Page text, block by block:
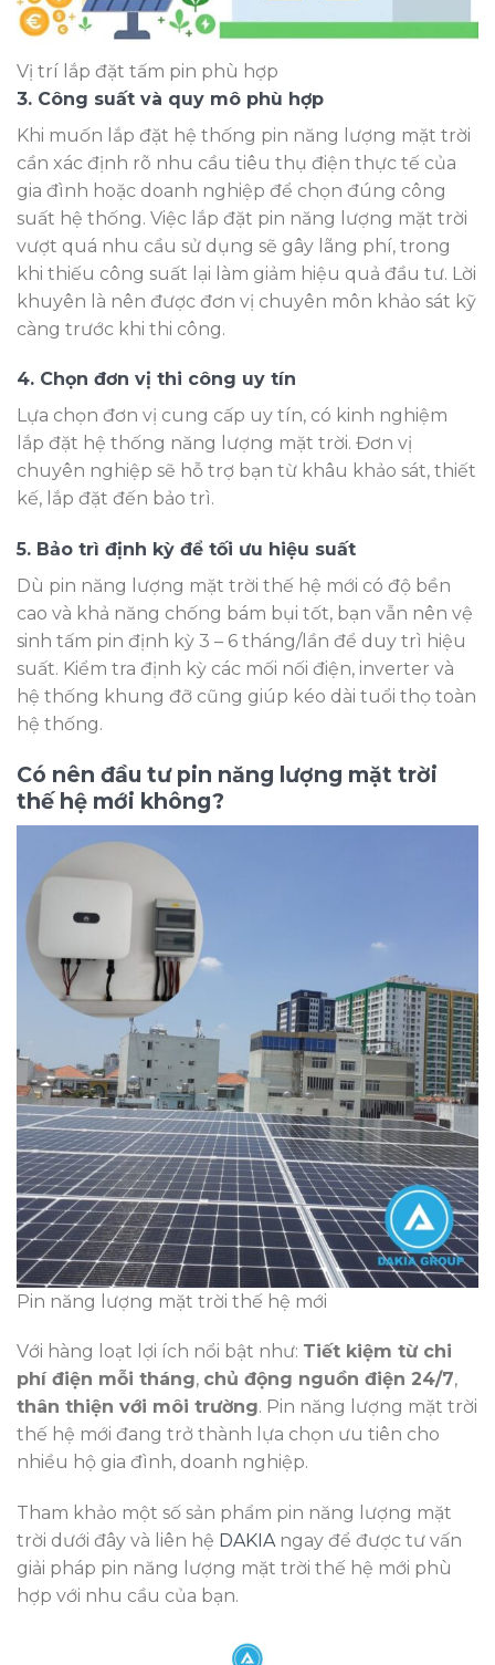
Vị trí lắp đặt tấm pin phù hợp
3. Công suất và quy mô phù hợp
Khi muốn lắp đặt hệ thống pin năng lượng mặt trời
cần xác định rõ nhu cầu tiêu thụ điện thực tế của
gia đình hoặc doanh nghiệp để chọn đúng công
suất hệ thống. Việc lắp đặt pin năng lượng mặt trời
vượt quá nhu cầu sử dụng sẽ gây lãng phí, trong
khi thiếu công suất lại làm giảm hiệu quả đầu tư. Lời
khuyên là nên được đơn vị chuyên môn khảo sát kỹ
càng trước khi thi công.
4. Chọn đơn vị thi công uy tín
Lựa chọn đơn vị cung cấp uy tín, có kinh nghiệm
lắp đặt hệ thống năng lượng mặt trời. Đơn vị
chuyên nghiệp sẽ hỗ trợ bạn từ khâu khảo sát, thiết
kế, lắp đặt đến bảo trì.
5. Bảo trì định kỳ để tối ưu hiệu suất
Dù pin năng lượng mặt trời thế hệ mới có độ bền
cao và khả năng chống bám bụi tốt, bạn vẫn nên vệ
sinh tấm pin định kỳ 3 – 6 tháng/lần để duy trì hiệu
suất. Kiểm tra định kỳ các mối nối điện, inverter và
hệ thống khung đỡ cũng giúp kéo dài tuổi thọ toàn
hệ thống.
Có nên đầu tư pin năng lượng mặt trời
thế hệ mới không?
Pin năng lượng mặt trời thế hệ mới
Với hàng loạt lợi ích nổi bật như: Tiết kiệm từ chi
phí điện mỗi tháng, chủ động nguồn điện 24/7,
thân thiện với môi trường. Pin năng lượng mặt trời
thế hệ mới đang trở thành lựa chọn ưu tiên cho
nhiều hộ gia đình, doanh nghiệp.
Tham khảo một số sản phẩm pin năng lượng mặt
trời dưới đây và liên hệ DAKIAngay để được tư vấn
giải pháp pin năng lượng mặt trời thế hệ mới phù
hợp với nhu cầu của bạn.